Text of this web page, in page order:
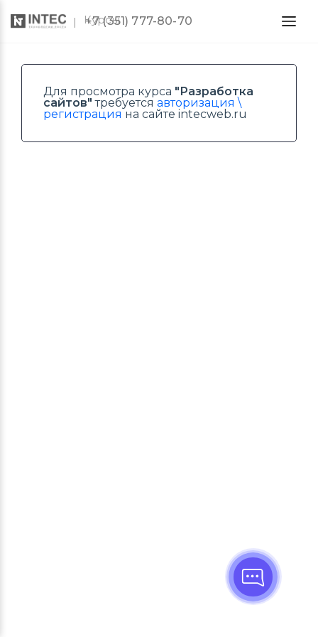
Курсы
+7 (351) 777-80-70
Для просмотра курса "Разработка
сайтов" требуется авторизация \
регистрация на сайте intecweb.ru